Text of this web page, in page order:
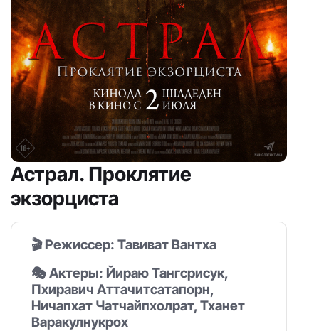
Астрал. Проклятие
экзорциста
🎬 Режиссер: Тавиват Вантха
🎭 Актеры: Йираю Тангсрисук,
Пхиравич Аттачитсатапорн,
Ничапхат Чатчайпхолрат, Тханет
Варакулнукрох